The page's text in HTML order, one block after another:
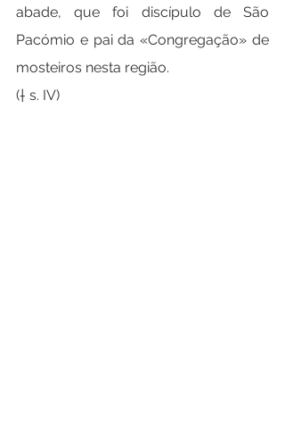
abade, que foi discípulo de São
Pacómio e pai da «Congregação» de
mosteiros nesta região.
(† s. IV)